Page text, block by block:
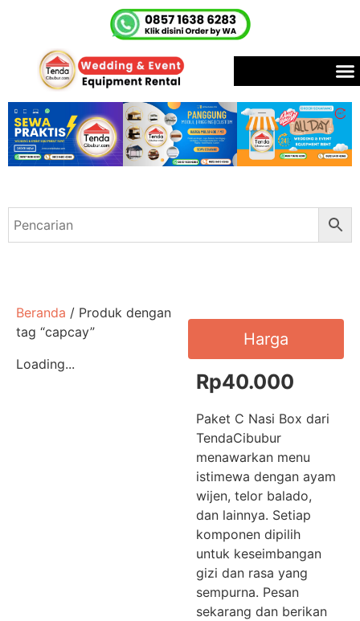
Beranda / Produk dengan
tag “capcay”
Loading...
Harga
Rp40.000
Paket C Nasi Box dari
TendaCibubur
menawarkan menu
istimewa dengan ayam
wijen, telor balado,
dan lainnya. Setiap
komponen dipilih
untuk keseimbangan
gizi dan rasa yang
sempurna. Pesan
sekarang dan berikan